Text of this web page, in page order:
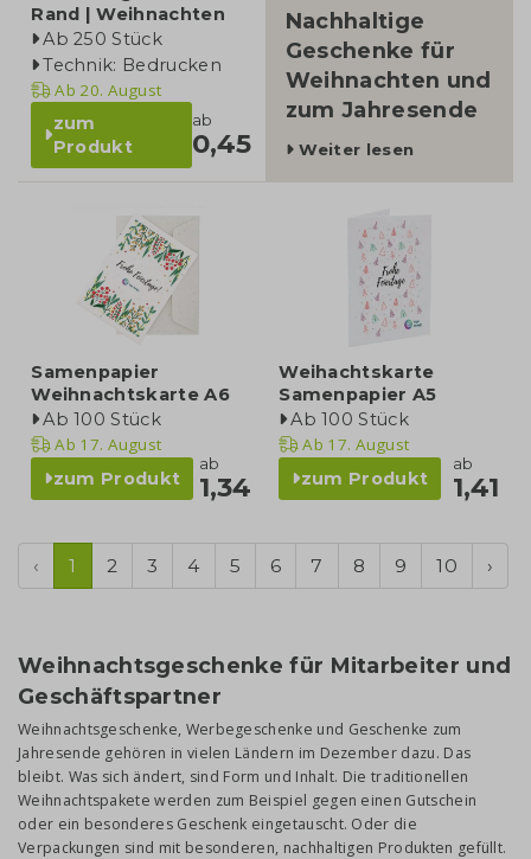
Rand | Weihnachten
Ab 250 Stück
Technik: Bedrucken
Ab 20. August
zum
Produkt
ab
0,45
Nachhaltige
Geschenke für
Weihnachten und
zum Jahresende
Weiter lesen
Samenpapier
Weihnachtskarte A6
Ab 100 Stück
Ab 17. August
zum Produkt
ab
1,34
Weihachtskarte
Samenpapier A5
Ab 100 Stück
Ab 17. August
zum Produkt
ab
1,41
‹ 1 2 3 4 5 6 7 8 9 10 ›
Weihnachtsgeschenke für Mitarbeiter und
Geschäftspartner
Weihnachtsgeschenke, Werbegeschenke und Geschenke zum
Jahresende gehören in vielen Ländern im Dezember dazu. Das
bleibt. Was sich ändert, sind Form und Inhalt. Die traditionellen
Weihnachtspakete werden zum Beispiel gegen einen Gutschein
oder ein besonderes Geschenk eingetauscht. Oder die
Verpackungen sind mit besonderen, nachhaltigen Produkten gefüllt.